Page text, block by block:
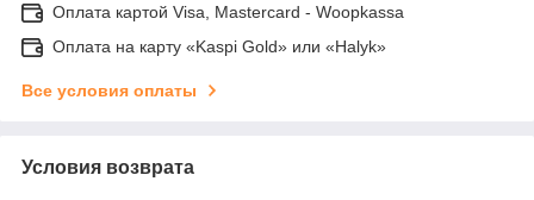
Оплата картой Visa, Mastercard - Woopkassa
Оплата на карту «Kaspi Gold» или «Halyk»
Все условия оплаты
Условия возврата